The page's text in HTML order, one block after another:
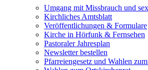
Umgang mit Missbrauch und
Kirchliches Amtsblatt
Veröffentlichungen & Formulare
Kirche in Hörfunk & Fernsehen
Pastoraler Jahresplan
Newsletter bestellen
Pfarreiengesetz und Wahlen